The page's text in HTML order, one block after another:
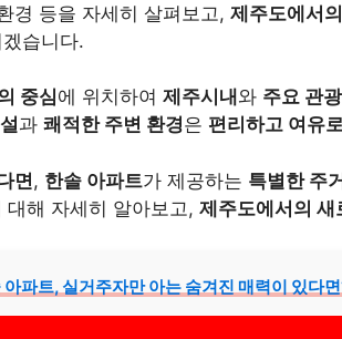
경 등을 자세히 살펴보고, 제주도에서
습니다.
중심에 위치하여 제주시내 와 주요 관광
과 쾌적한 주변 환경은 편리하고 여유
면, 한솔 아파트가 제공하는 특별한 주
대해 자세히 알아보고, 제주도에서의 새
파트, 실거주자만 아는 숨겨진 매력이 있다